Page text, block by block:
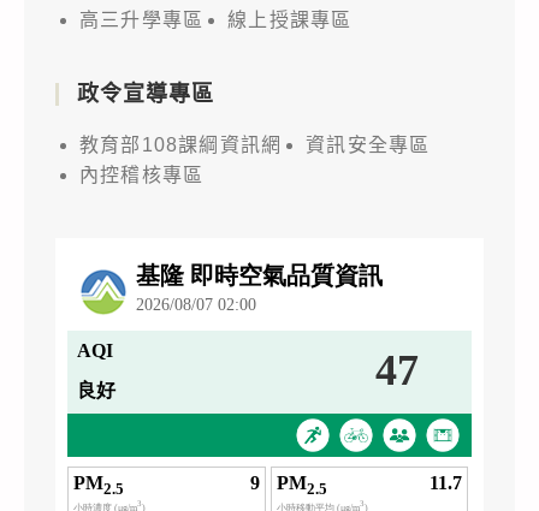
高三升學專區 線上授課專區
政令宣導專區
教育部108課綱資訊網
資訊安全專區
內控稽核專區